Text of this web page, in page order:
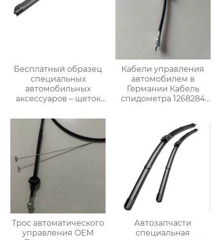
Бесплатный образец
специальных
автомобильных
аксессуаров – щеток
автомобилей BMW M6
Кабели управления
автомобилем в
Германии Кабель
спидометра 1268284
Трос автоматического
управления OEM
Автозапчасти
специальная